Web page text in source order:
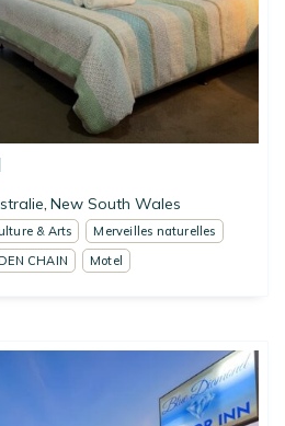
New South Wales
& Arts
Merveilles naturelles
CHAIN Motel